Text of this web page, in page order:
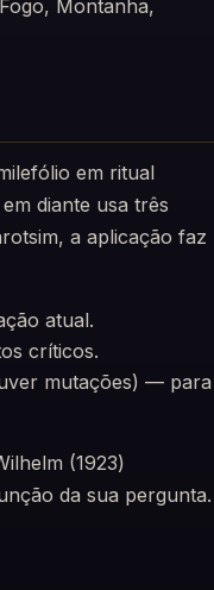
Montanha,
em ritual
diante usa três
a aplicação faz
atual.
críticos.
mutações) — para
(1923)
da sua pergunta.